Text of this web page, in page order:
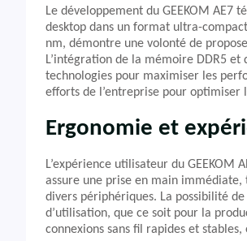
Le développement du GEEKOM AE7
desktop dans un format ultra-
nm, démontre une volonté de
L’intégration de la mémoire DDR5 et
technologies pour maximiser les
efforts de l’entreprise pour optimiser
Ergonomie et
L’expérience utilisateur du GEEKOM
assure une prise en main
divers périphériques. La possibilité
d’utilisation, que ce soit pour la
connexions sans fil rapides et